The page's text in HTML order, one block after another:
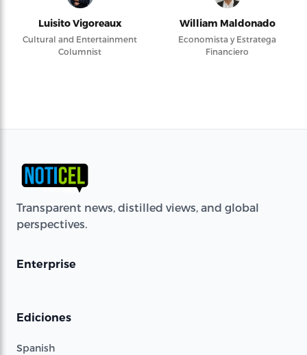
Luisito Vigoreaux
Cultural and Entertainment
Columnist
William Maldonado
Economista y Estratega
Financiero
Transparent news, distilled views, and global
perspectives.
Enterprise
Ediciones
Spanish